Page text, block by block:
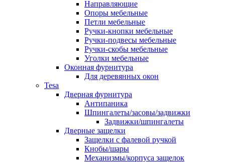
Направляющие
Опоры мебельные
Петли мебельные
Ручки-кнопки мебельные
Ручки-подвесы мебельные
Ручки-скобы мебельные
Уголки мебельные
Оконная фурнитура
Для деревянных окон
Tesa
Дверная фурнитура
Антипаника
Шпингалеты/засовы/задвижки
Задвижки/шпингалеты
Дверные защелки
Защелки с фалевой ручкой
Кнобы/шары
Механизмы/корпуса защелок